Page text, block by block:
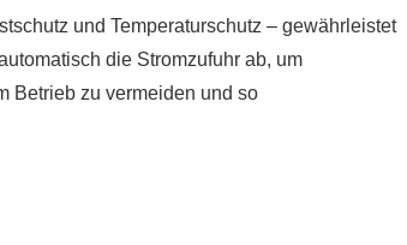
und Temperaturschutz – gewährleistet
die Stromzufuhr ab, um
Betrieb zu vermeiden und so